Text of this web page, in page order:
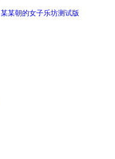
某某朝的女子乐坊测试版